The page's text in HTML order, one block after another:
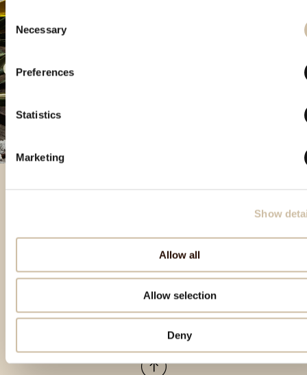
Consent
Selection
Necessary
Preferences
Statistics
Marketing
Show
Allow all
Allow selection
Deny
Besondere Produkte